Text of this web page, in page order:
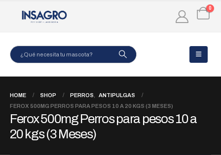
0
HOME SHOP PERROS
ANTIPULGAS
FEROX 500MG PERROS PARA PESOS 10 A 20 KGS (3 MESES)
Ferox 500mg Perros para pesos 10 a
20 kgs (3 Meses)